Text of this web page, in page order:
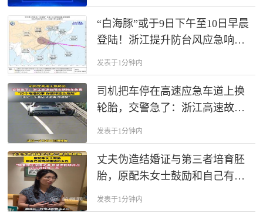
“白海豚”或于9日下午至10日早晨
登陆！浙江提升防台风应急响应
至Ⅲ级！部分航班或延误或取消
发表于1分钟内
司机把车停在高速应急车道上换
轮胎，交警急了：浙江高速故障
车辆免费拖，打个电话就行了。
发表于1分钟内
丈夫伪造结婚证与第三者培育胚
胎，原配朱女士鼓励和自己有同
样遭遇的女性，“如果你正深陷泥
潭，希望你能想开点 ，开心过好
发表于1分钟内